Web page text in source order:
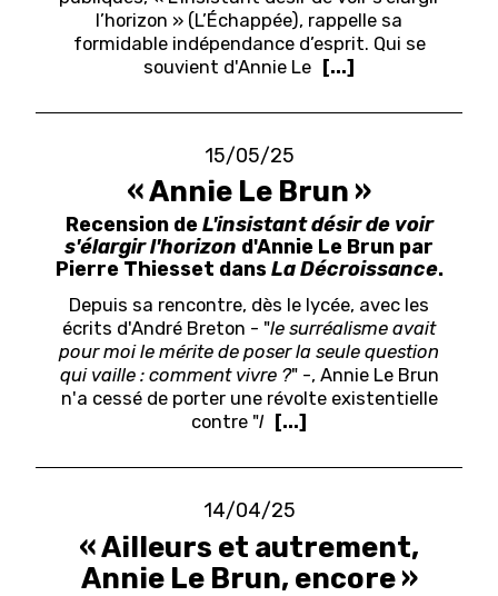
l’horizon » (L’Échappée), rappelle sa
formidable indépendance d’esprit. Qui se
souvient d'Annie Le
[...]
15/05/25
« Annie Le Brun »
Recension deL'insistant désir de voir
s'élargir l'horizon d'Annie Le Brun par
Pierre Thiesset dans La Décroissance.
Depuis sa rencontre, dès le lycée, avec les
écrits d'André Breton - "le surréalisme avait
pour moi le mérite de poser la seule question
qui vaille : comment vivre ?" -, Annie Le Brun
n'a cessé de porter une révolte existentielle
contre "l [...]
14/04/25
« Ailleurs et autrement,
Annie Le Brun, encore »